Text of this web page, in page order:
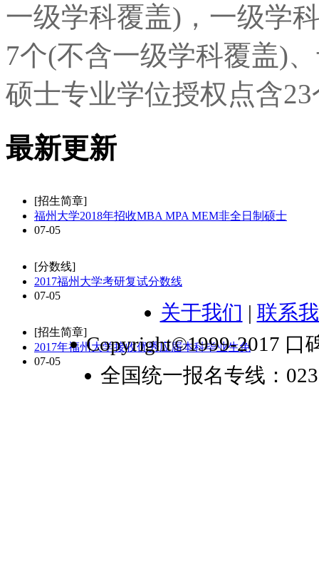
一级学科覆盖)，一级学
7个(不含一级学科覆盖)
硕士专业学位授权点含
最新更新
[招生简章]
福州大学2018年招收MBA MPA MEM非全日制硕士
07-05
[分数线]
2017福州大学考研复试分数线
07-05
[招生简章]
2017年福州大学接收优秀应届本科毕业生免
07-05
关于我们 | 联系
Copyright©1999-2017 口
全国统一报名专线：